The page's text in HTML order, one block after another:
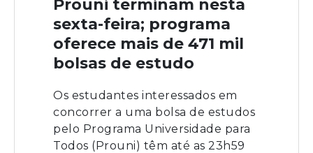
Prouni terminam nesta
sexta-feira; programa
oferece mais de 471 mil
bolsas de estudo
Os estudantes interessados em
concorrer a uma bolsa de estudos
pelo Programa Universidade para
Todos (Prouni) têm até as 23h59